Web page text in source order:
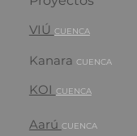
VIÚ CUENCA
Kanara CUENCA
KOI CUENCA
Aarú CUENCA